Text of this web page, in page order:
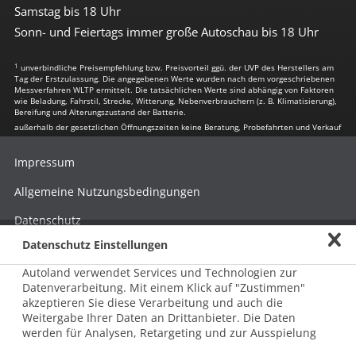
Samstag bis 18 Uhr
Sonn- und Feiertags immer große Autoschau bis 18 Uhr
1 unverbindliche Preisempfehlung bzw. Preisvorteil ggü. der UVP des Herstellers am
Tag der Erstzulassung. Die angegebenen Werte wurden nach dem vorgeschriebenen
Messverfahren WLTP ermittelt. Die tatsächlichen Werte sind abhängig von Faktoren
wie Beladung, Fahrstil, Strecke, Witterung, Nebenverbrauchern (z. B. Klimatisierung),
Bereifung und Alterungszustand der Batterie.
außerhalb der gesetzlichen Öffnungszeiten keine Beratung, Probefahrten und Verkauf
© 2026 AUTOLAND 24 SE & Co. Betriebs KG
Impressum
Allgemeine Nutzungsbedingungen
Datenschutz
Hinweisgebersystem nach HinSchG
Beschwerde nach LkSG
Grundsatzerklärung zum LkSG
Datenschutz Einstellungen
Autoland verwendet Services und Technologien zur
Datenverarbeitung. Mit einem Klick auf "Zustimmen"
akzeptieren Sie diese Verarbeitung und auch die
Weitergabe Ihrer Daten an Drittanbieter. Die Daten
werden für Analysen, Retargeting und zur Ausspielung